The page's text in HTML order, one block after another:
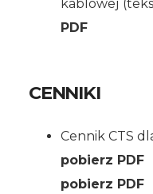
kablowej
PDF
CENNIKI
Cennik CTS
pobierz PDF
pobierz PDF